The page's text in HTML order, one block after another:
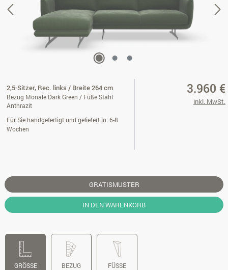
2,5-Sitzer, Rec. links / Breite 264 cm
Bezug Monale Dark Green / Füße Stahl
Anthrazit
Für Sie handgefertigt und geliefert in: 6-8
Wochen
3.960 €
inkl. MwSt.
GRATISMUSTER
IN DEN WARENKORB
GRÖSSE BEZUG FÜSSE